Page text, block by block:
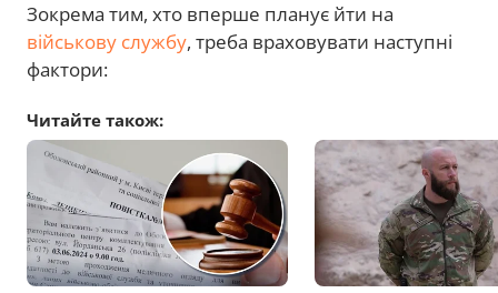
Зокрема тим, хто вперше планує йти на
військову службу, треба враховувати наступні
фактори:
Читайте також: